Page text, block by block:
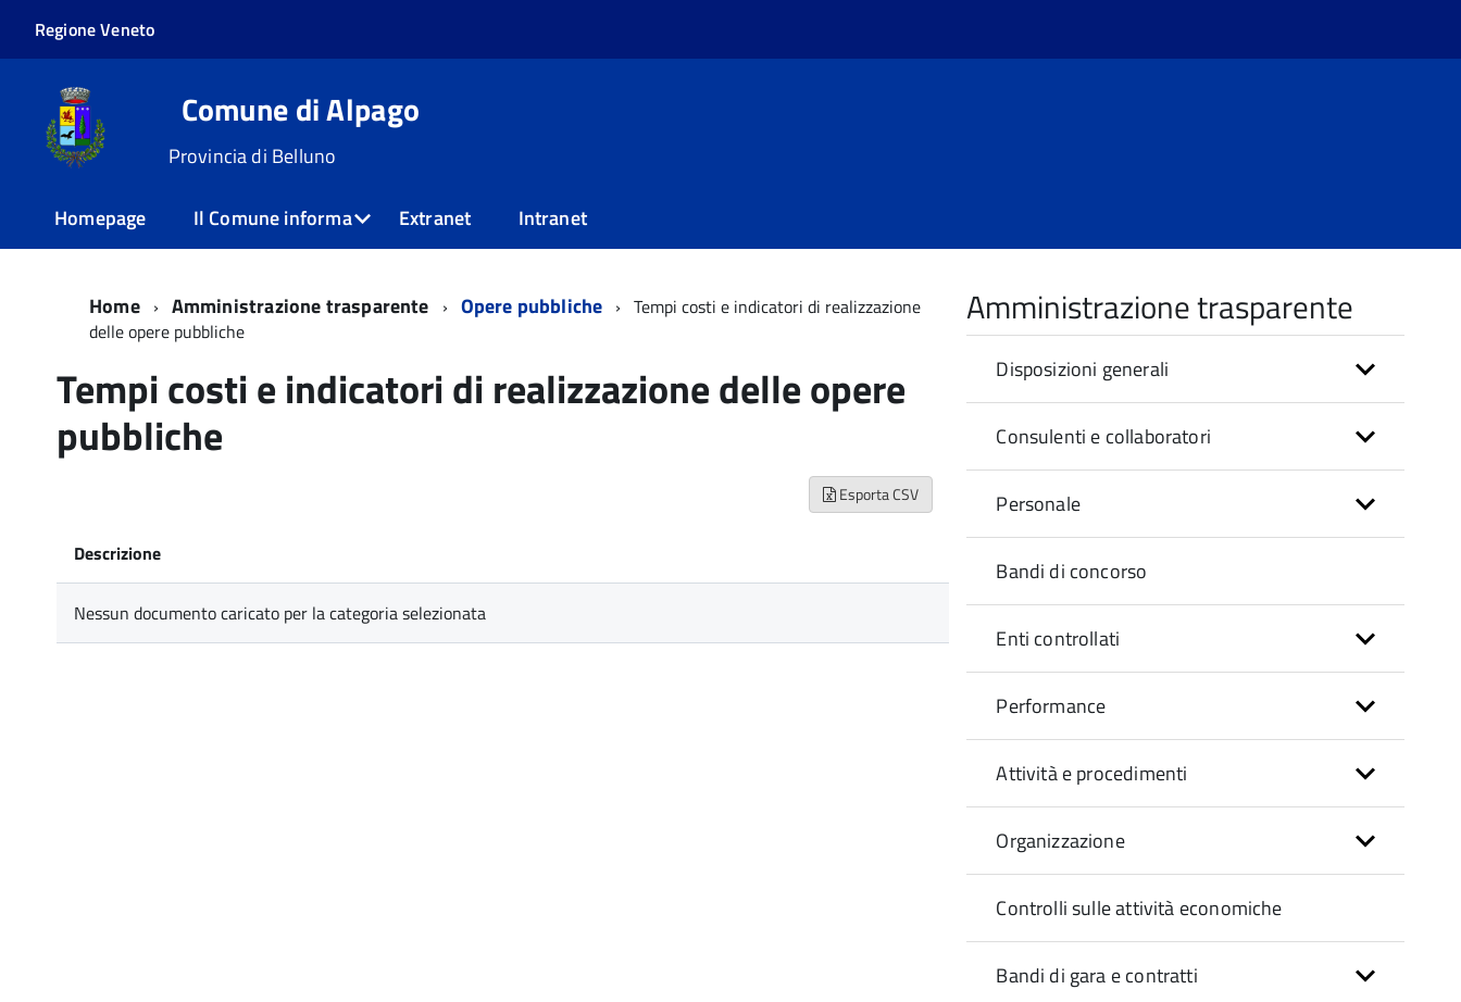
Regione Veneto
Comune di Alpago
Provincia di Belluno
Homepage Il Comune informa Extranet Intranet
Home Amministrazione trasparente Opere pubbliche
Tempi costi e indicatori di realizzazione
delle opere pubbliche
Tempi costi e indicatori di realizzazione delle opere
pubbliche
Esporta CSV
Descrizione
Nessun documento caricato per la categoria selezionata
Amministrazione trasparente
Disposizioni generali
Consulenti e collaboratori
Personale
Bandi di concorso
Enti controllati
Performance
Attività e procedimenti
Organizzazione
Controlli sulle attività economiche
Bandi di gara e contratti